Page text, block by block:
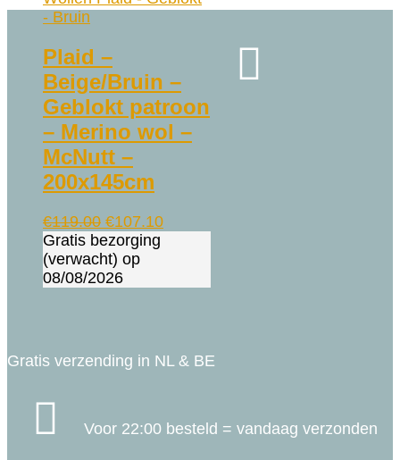
Plaid –
Beige/Bruin –
Geblokt patroon
– Merino wol –
McNutt –
200x145cm
€119.00 Oorspronkelijke
prijs
was:
€119.00.
€107.10Huidige
Gratis bezorging
(verwacht) op
08/08/2026

Gratis verzending in NL & BE
 Voor 22:00 besteld = vandaag verzonden